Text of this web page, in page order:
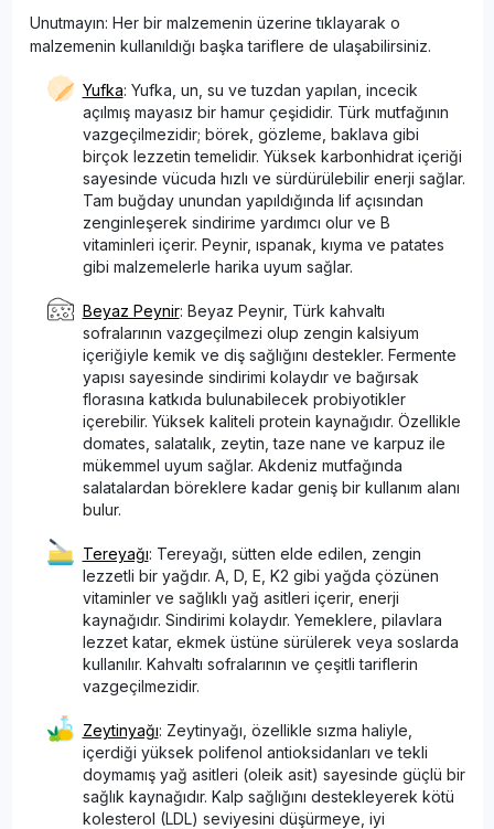
Unutmayın: Her bir malzemenin üzerine tıklayarak o
malzemenin kullanıldığı başka tariflere de ulaşabilirsiniz.
Yufka: Yufka, un, su ve tuzdan yapılan, incecik
açılmış mayasız bir hamur çeşididir. Türk mutfağının
vazgeçilmezidir; börek, gözleme, baklava gibi
birçok lezzetin temelidir. Yüksek karbonhidrat içeriği
sayesinde vücuda hızlı ve sürdürülebilir enerji sağlar.
Tam buğday unundan yapıldığında lif açısından
zenginleşerek sindirime yardımcı olur ve B
vitaminleri içerir. Peynir, ıspanak, kıyma ve patates
gibi malzemelerle harika uyum sağlar.
Beyaz Peynir: Beyaz Peynir, Türk kahvaltı
sofralarının vazgeçilmezi olup zengin kalsiyum
içeriğiyle kemik ve diş sağlığını destekler. Fermente
yapısı sayesinde sindirimi kolaydır ve bağırsak
florasına katkıda bulunabilecek probiyotikler
içerebilir. Yüksek kaliteli protein kaynağıdır. Özellikle
domates, salatalık, zeytin, taze nane ve karpuz ile
mükemmel uyum sağlar. Akdeniz mutfağında
salatalardan böreklere kadar geniş bir kullanım alanı
bulur.
Tereyağı: Tereyağı, sütten elde edilen, zengin
lezzetli bir yağdır. A, D, E, K2 gibi yağda çözünen
vitaminler ve sağlıklı yağ asitleri içerir, enerji
kaynağıdır. Sindirimi kolaydır. Yemeklere, pilavlara
lezzet katar, ekmek üstüne sürülerek veya soslarda
kullanılır. Kahvaltı sofralarının ve çeşitli tariflerin
vazgeçilmezidir.
Zeytinyağı: Zeytinyağı, özellikle sızma haliyle,
içerdiği yüksek polifenol antioksidanları ve tekli
doymamış yağ asitleri (oleik asit) sayesinde güçlü bir
sağlık kaynağıdır. Kalp sağlığını destekleyerek kötü
kolesterol (LDL) seviyesini düşürmeye, iyi